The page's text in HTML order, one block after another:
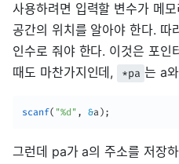
사용하려면 입력할 변수가 메
공간의 위치를 알아야 한다. 따
인수로 줘야 한다. 이것은 포
때도 마찬가지인데,
*pa 는 a
scanf( "%d" , &a ) ;
그런데 pa가 a의 주소를 저장